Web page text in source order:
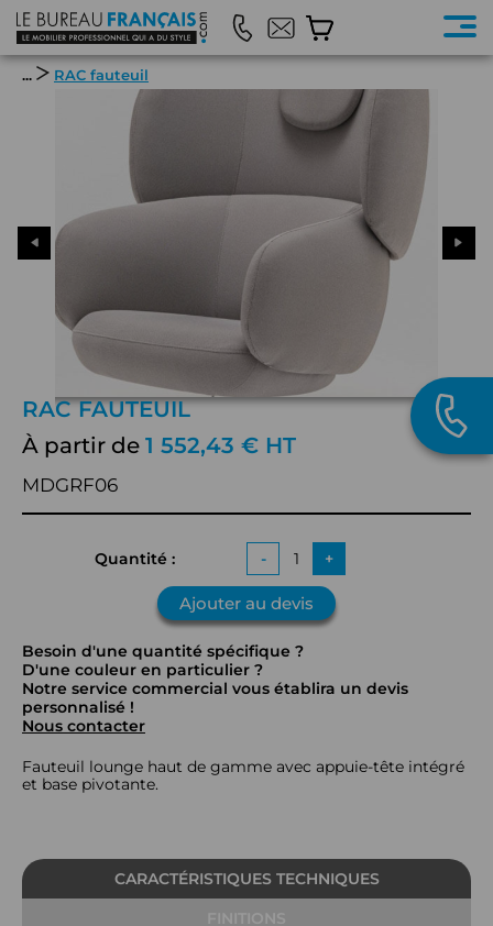
... RAC fauteuil
RAC FAUTEUIL
À partir de 1 552,43 € HT
MDGRF06
Quantité : - +
Ajouter au devis
Besoin d'une quantité spécifique ?
D'une couleur en particulier ?
Notre service commercial vous établira un devis
personnalisé !
Nous contacter
Fauteuil lounge haut de gamme avec appuie-tête intégré
et base pivotante.
CARACTÉRISTIQUES TECHNIQUES